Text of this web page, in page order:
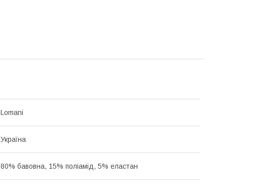
Lomani
Україна
80% бавовна, 15% поліамід, 5% еластан